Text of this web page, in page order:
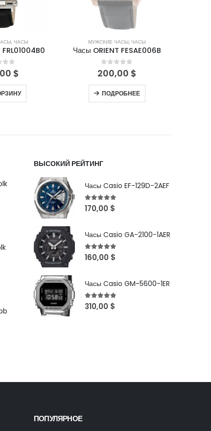
, ЧАСЫ
FESAE006B
of 5
$
МУЖСКИЕ ЧАСЫ, ЧАСЫ
Часы ORIENT FAL00001W0
0out of 5
300,00 $
В КОРЗИНУ
ВЫСОКИЙ РЕЙТИНГ
Часы Casio EF-129D-2AEF
5out of 5
170,00 $
Часы Casio GA-2100-1AER
5out of 5
160,00 $
Часы Casio GM-5600-1ER
5out of 5
310,00 $
ПОПУЛЯРНОЕ